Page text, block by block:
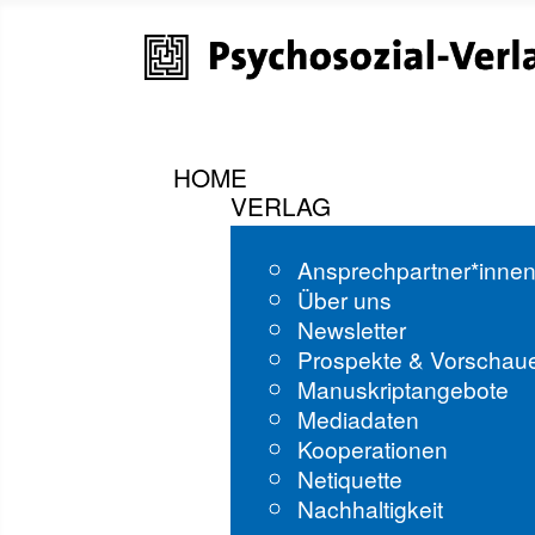
HOME
VERLAG
Über uns
Newsletter
Prospekte &
Manuskriptangebote
Mediadaten
Kooperationen
Netiquette
Nachhaltigkeit